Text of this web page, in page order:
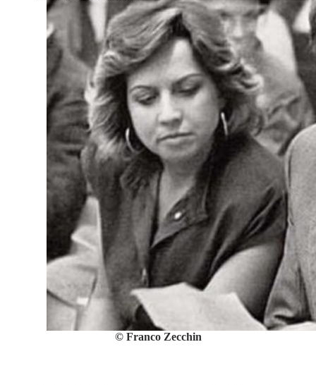
© Franco Zecchin